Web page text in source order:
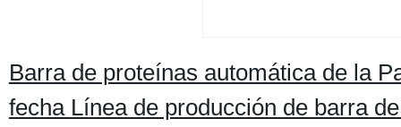
Barra de proteínas automática de la
fecha Línea de producción de barra